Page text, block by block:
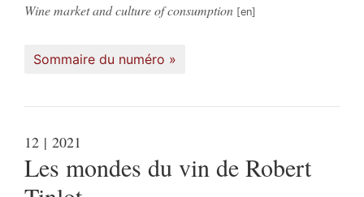
Wine market and culture of consumption
Sommaire du numéro
12 | 2021
Les mondes du vin de Robert